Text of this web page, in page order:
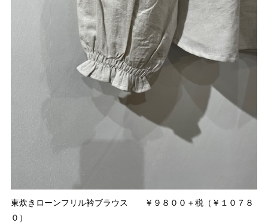
東炊きローンフリル衿ブラウス ￥９８００＋税（￥１０７８
０）